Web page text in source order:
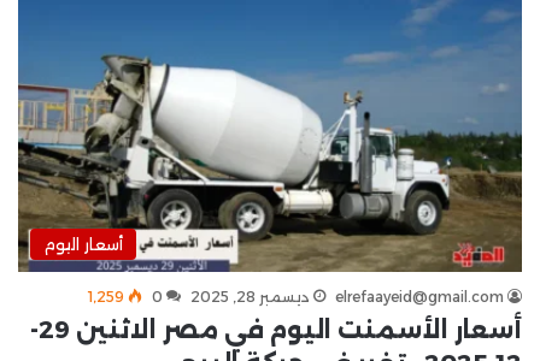
أسعار اليوم
elrefaayeid@gmail.com ديسمبر 28, 2025 0 1٬259
أسعار الأسمنت اليوم في مصر الاثنين 29-